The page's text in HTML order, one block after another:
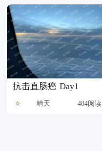
抗击直肠癌 Day1
晴天 484阅读